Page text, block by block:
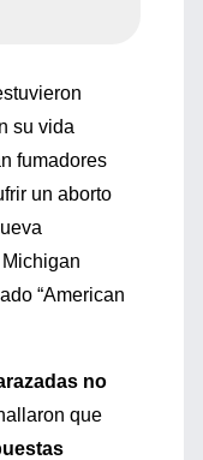
su vida
fumadores
un aborto
“American
no
que